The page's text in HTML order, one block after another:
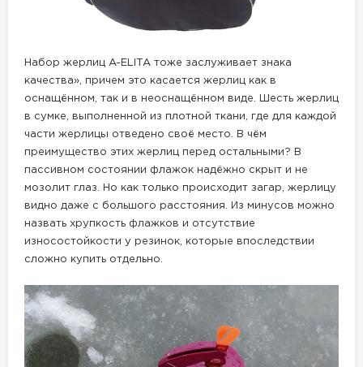
Набор жерлиц A-ELITA тоже заслуживает знака
качества», причем это касается жерлиц как в
оснащённом, так и в неоснащённом виде. Шесть жерлиц
в сумке, выполненной из плотной ткани, где для каждой
части жерлицы отведено своё место. В чём
преимущество этих жерлиц перед остальными? В
пассивном состоянии флажок надёжно скрыт и не
мозолит глаз. Но как только происходит загар, жерлицу
видно даже с большого расстояния. Из минусов можно
назвать хрупкость флажков и отсутствие
износостойкости у резинок, которые впоследствии
сложно купить отдельно.